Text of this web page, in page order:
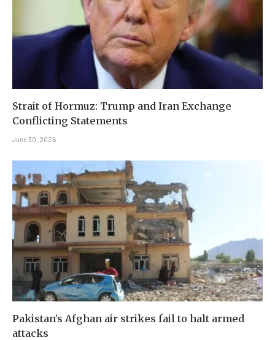
Strait of Hormuz: Trump and Iran Exchange
Conflicting Statements
June 30, 2026
Pakistan’s Afghan air strikes fail to halt armed
attacks